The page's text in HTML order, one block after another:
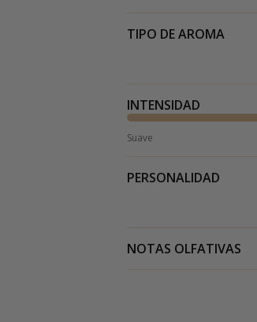
TIPO DE AROMA
INTENSIDAD
Suave
PERSONALIDAD
NOTAS OLFATIVAS